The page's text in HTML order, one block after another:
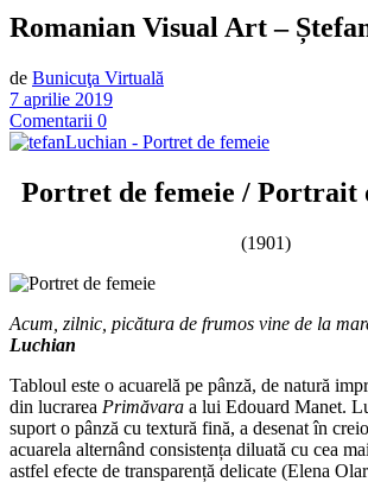
Romanian Visual Art –
de Bunicuţa Virtuală
7 aprilie 2019
Comentarii 0
Portret de femeie / Portrait
(1901)
Acum, zilnic, picătura de frumos vine de la
Luchian
Tabloul este o acuarelă pe pânză, de natură
din lucrarea Primăvara a lui Edouard Manet.
suport o pânză cu textură fină, a desenat în
acuarela alternând consistența diluată cu cea
astfel efecte de transparență delicate (Elena